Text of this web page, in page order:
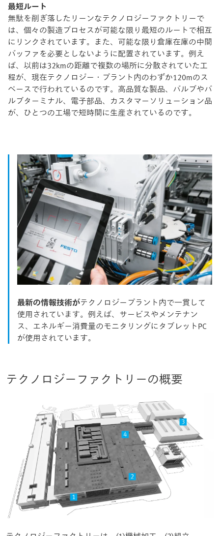
最短ルート
無駄を削ぎ落したリーンなテクノロジーファクトリーで
は、個々の製造プロセスが可能な限り最短のルートで相互
にリンクされています。また、可能な限り倉庫在庫の中間
バッファを必要としないように配置されています。例え
ば、以前は32kmの距離で複数の場所に分散されていた工
程が、現在テクノロジー・プラント内のわずか120mのス
ペースで行われているのです。高品質な製品、バルブやバ
ルブターミナル、電子部品、カスタマーソリューション品
が、ひとつの工場で短時間に生産されているのです。
最新の情報技術がテクノロジープラント内で一貫して
使用されています。例えば、サービスやメンテナン
ス、エネルギー消費量のモニタリングにタブレットPC
が使用されています。
テクノロジーファクトリーの概要